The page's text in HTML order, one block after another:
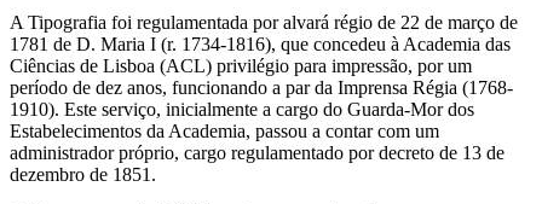
A Tipografia foi regulamentada por alvará régio de 22 de março de
1781 de D. Maria I (r. 1734-1816), que concedeu à Academia das
Ciências de Lisboa (ACL) privilégio para impressão, por um
período de dez anos, funcionando a par da Imprensa Régia (1768-
1910). Este serviço, inicialmente a cargo do Guarda-Mor dos
Estabelecimentos da Academia, passou a contar com um
administrador próprio, cargo regulamentado por decreto de 13 de
dezembro de 1851.